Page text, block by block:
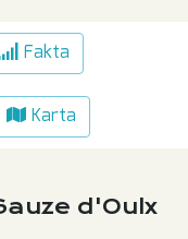
Fakta
Karta
d'Oulx